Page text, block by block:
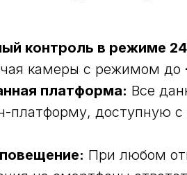
контроль в режиме
камеры с режимом до
платформа: Все
платформу, доступную с
При любом